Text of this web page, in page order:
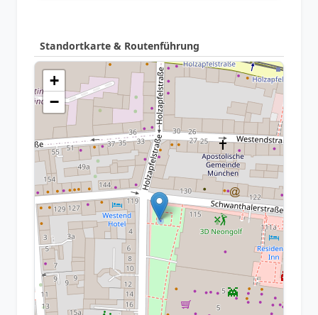
Standortkarte & Routenführung
+
−